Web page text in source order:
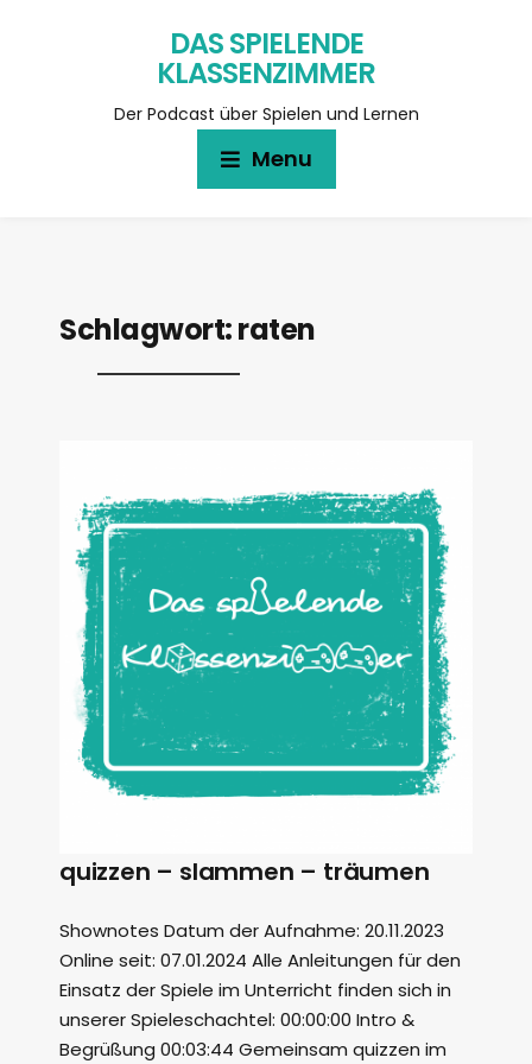
DAS SPIELENDE
KLASSENZIMMER
Der Podcast über Spielen und Lernen
Menu
Schlagwort:raten
quizzen – slammen – träumen
Shownotes Datum der Aufnahme: 20.11.2023
Online seit: 07.01.2024 Alle Anleitungen für den
Einsatz der Spiele im Unterricht finden sich in
unserer Spieleschachtel: 00:00:00 Intro &
Begrüßung 00:03:44 Gemeinsam quizzen im